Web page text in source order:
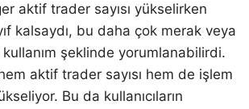
aktif trader sayısı yükselirken
kalsaydı, bu daha çok merak veya
kullanım şeklinde yorumlanabilirdi.
aktif trader sayısı hem de işlem
Bu da kullanıcıların